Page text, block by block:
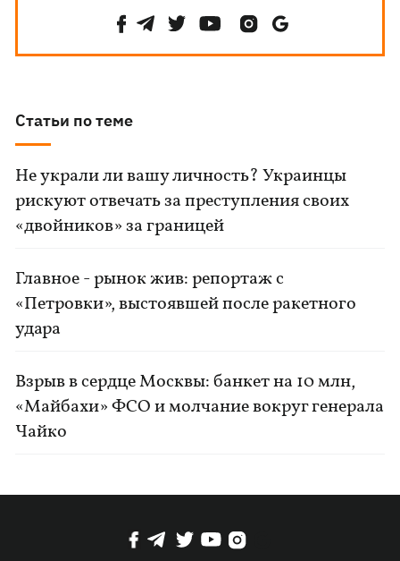
Статьи по теме
Не украли ли вашу личность? Украинцы
рискуют отвечать за преступления своих
«двойников» за границей
Главное - рынок жив: репортаж с
«Петровки», выстоявшей после ракетного
удара
Взрыв в сердце Москвы: банкет на 10 млн,
«Майбахи» ФСО и молчание вокруг генерала
Чайко